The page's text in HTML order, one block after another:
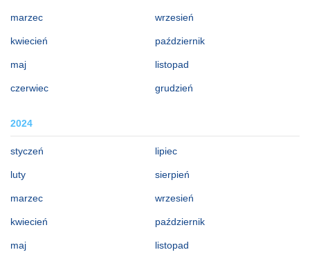
marzec
kwiecień
maj
czerwiec
wrzesień
październik
listopad
grudzień
2024
styczeń
luty
marzec
kwiecień
maj
lipiec
sierpień
wrzesień
październik
listopad